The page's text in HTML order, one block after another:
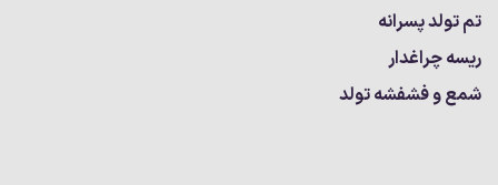
تم تولد پسرانه
ریسه چراغدار
شمع و فشفشه تولد